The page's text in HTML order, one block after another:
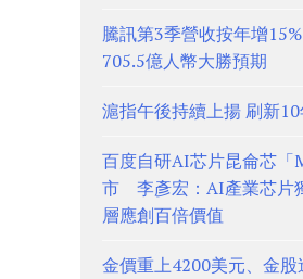
騰訊第3季營收按年增
705.5億人幣大勝預期
滬指午後持續上揚 刷新
百度自研AI芯片昆侖芯「
市 李彥宏：AI產業芯片
層應創百倍價值
金價重上4200美元、金